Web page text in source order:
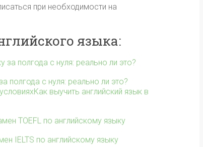
при необходимости на
языка:
полгода с нуля: реально ли это?
Как выучить английский язык в
TOEFL по английскому языку
IELTS по английскому языку